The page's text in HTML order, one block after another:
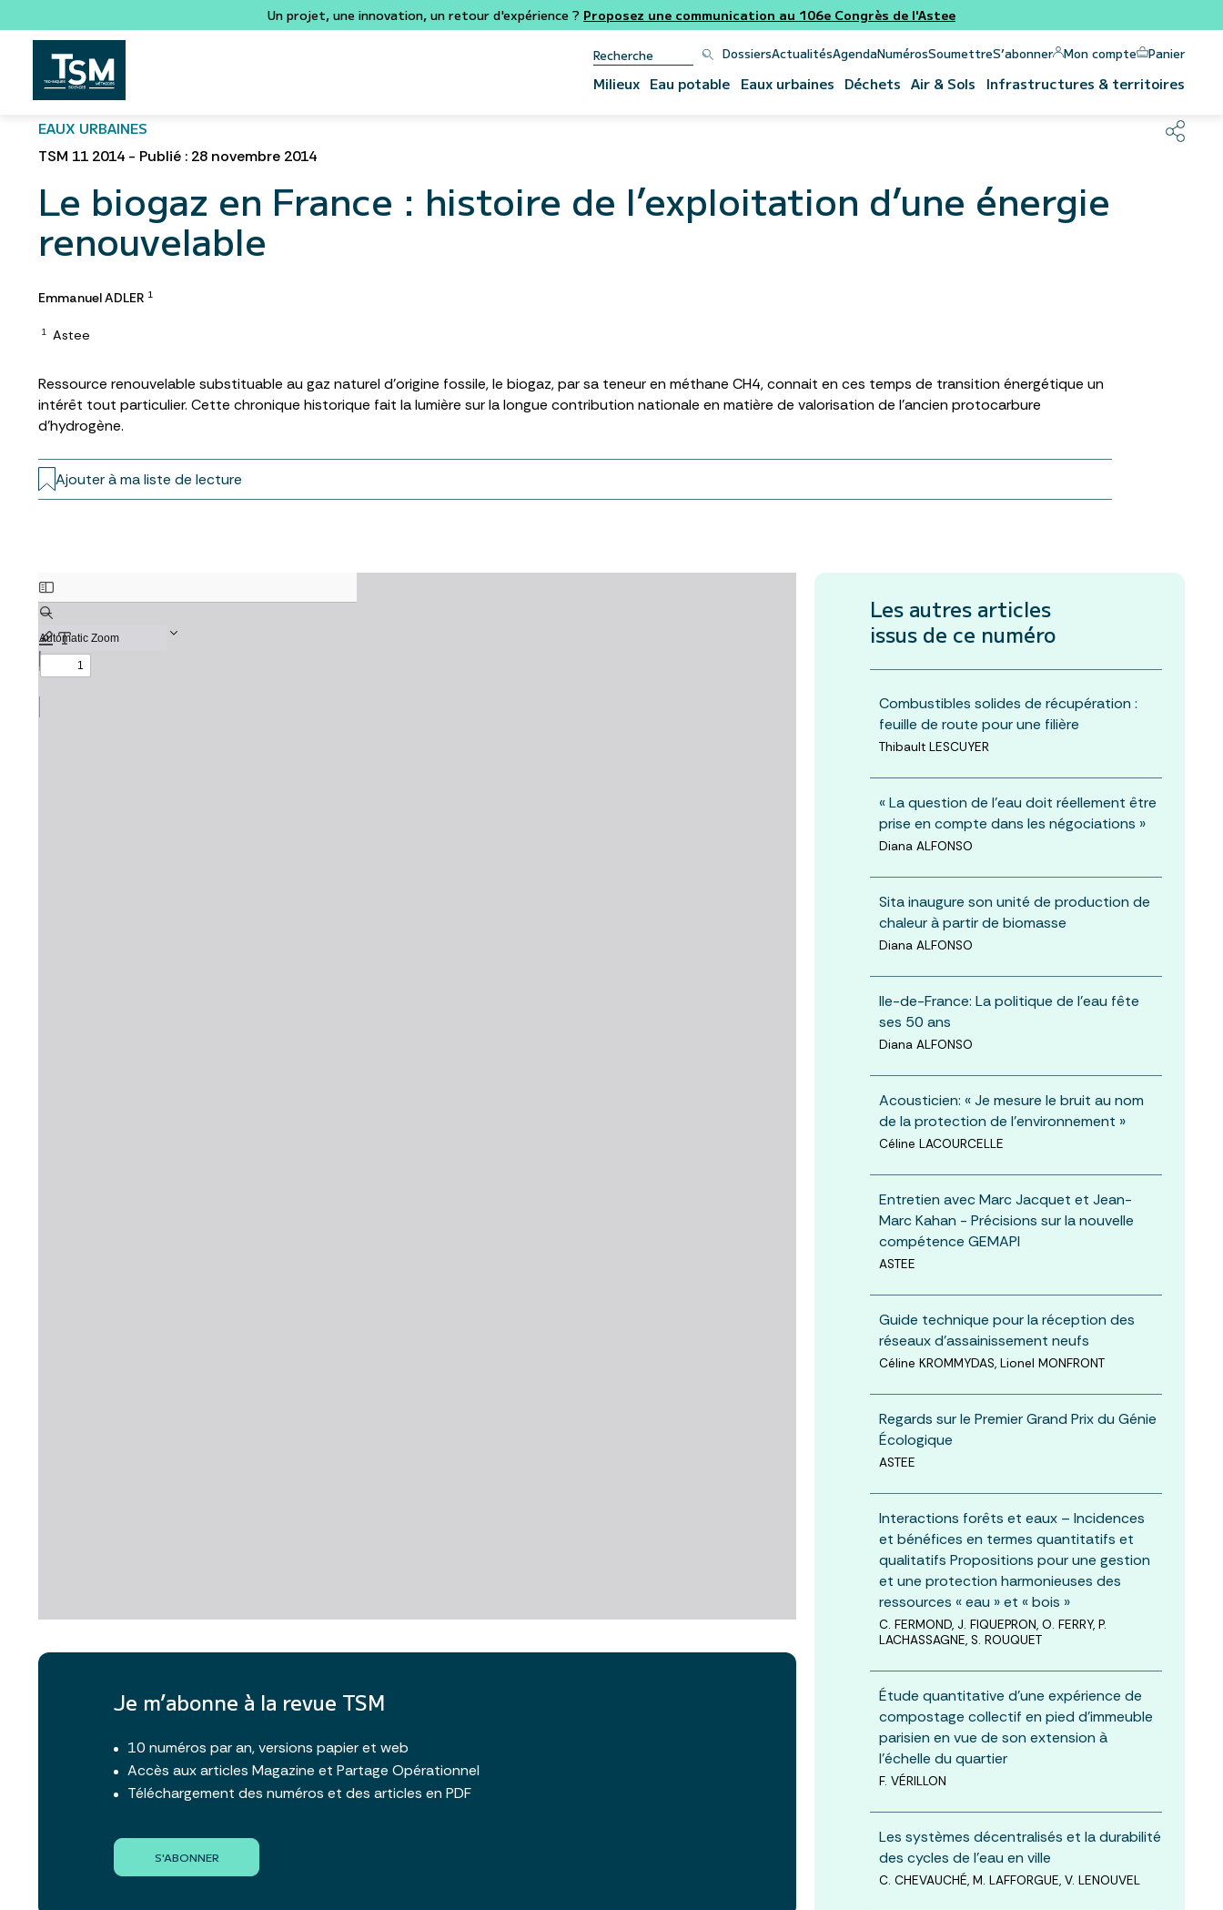
Un projet, une innovation, un retour d'expérience ? Proposez une communication au 106e Congrès de l'Astee
DossiersActualitésAgendaNumérosSoumettreS’abonner Mon compte Panier
Milieux Eau potable Eaux urbaines Déchets Air & Sols Infrastructures & territoires
EAUX URBAINES
TSM 11 2014 - Publié : 28 novembre 2014
Le biogaz en France : histoire de l’exploitation d’une énergie
renouvelable
Emmanuel ADLER 1
1 Astee
Ressource renouvelable substituable au gaz naturel d’origine fossile, le biogaz, par sa teneur en méthane CH4, connait en ces temps de transition énergétique un
intérêt tout particulier. Cette chronique historique fait la lumière sur la longue contribution nationale en matière de valorisation de l’ancien protocarbure
d’hydrogène.
Ajouter à ma liste de lecture
Je m’abonne à la revue TSM
10 numéros par an, versions papier et web
Accès aux articles Magazine et Partage Opérationnel
Téléchargement des numéros et des articles en PDF
S'ABONNER
Les autres articles
issus de ce numéro
Combustibles solides de récupération :
feuille de route pour une filière
Thibault LESCUYER
« La question de l’eau doit réellement être
prise en compte dans les négociations »
Diana ALFONSO
Sita inaugure son unité de production de
chaleur à partir de biomasse
Diana ALFONSO
Ile-de-France: La politique de l’eau fête
ses 50 ans
Diana ALFONSO
Acousticien: « Je mesure le bruit au nom
de la protection de l’environnement »
Céline LACOURCELLE
Entretien avec Marc Jacquet et Jean-
Marc Kahan - Précisions sur la nouvelle
compétence GEMAPI
ASTEE
Guide technique pour la réception des
réseaux d’assainissement neufs
Céline KROMMYDAS, Lionel MONFRONT
Regards sur le Premier Grand Prix du Génie
Écologique
ASTEE
Interactions forêts et eaux – Incidences
et bénéfices en termes quantitatifs et
qualitatifs Propositions pour une gestion
et une protection harmonieuses des
ressources « eau » et « bois »
C. FERMOND, J. FIQUEPRON, O. FERRY, P.
LACHASSAGNE, S. ROUQUET
Étude quantitative d’une expérience de
compostage collectif en pied d’immeuble
parisien en vue de son extension à
l’échelle du quartier
F. VÉRILLON
Les systèmes décentralisés et la durabilité
des cycles de l’eau en ville
C. CHEVAUCHÉ, M. LAFFORGUE, V. LENOUVEL